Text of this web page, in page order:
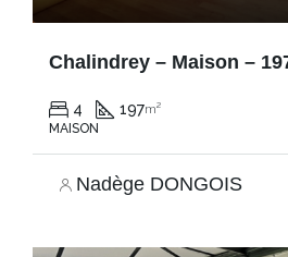
Chalindrey – Maison –
4 197m²
MAISON
Nadège DONGOIS